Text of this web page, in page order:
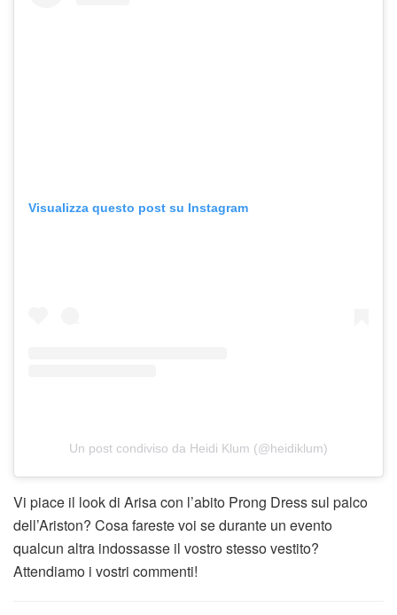
Visualizza questo post su Instagram
Un post condiviso da Heidi Klum (@heidiklum)
Vi piace il look di Arisa con l’abito Prong Dress sul palco
dell’Ariston? Cosa fareste voi se durante un evento
qualcun altra indossasse il vostro stesso vestito?
Attendiamo i vostri commenti!